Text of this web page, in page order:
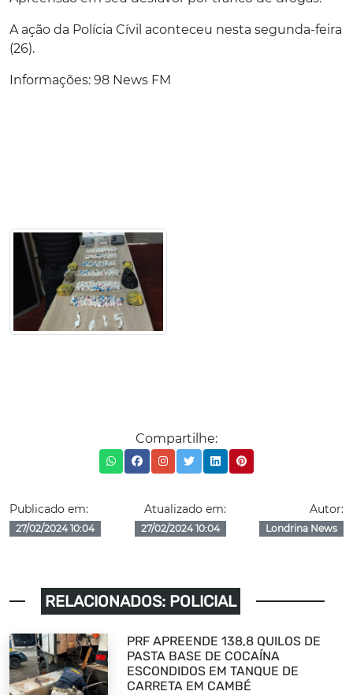
A ação da Polícia Cívil aconteceu nesta segunda-feira
(26).
Informações: 98 News FM
Compartilhe:
Publicado em:
27/02/2024 10:04
Atualizado em:
27/02/2024 10:04
Autor:
Londrina News
RELACIONADOS: POLICIAL
PRF APREENDE 138,8 QUILOS DE
PASTA BASE DE COCAÍNA
ESCONDIDOS EM TANQUE DE
CARRETA EM CAMBÉ